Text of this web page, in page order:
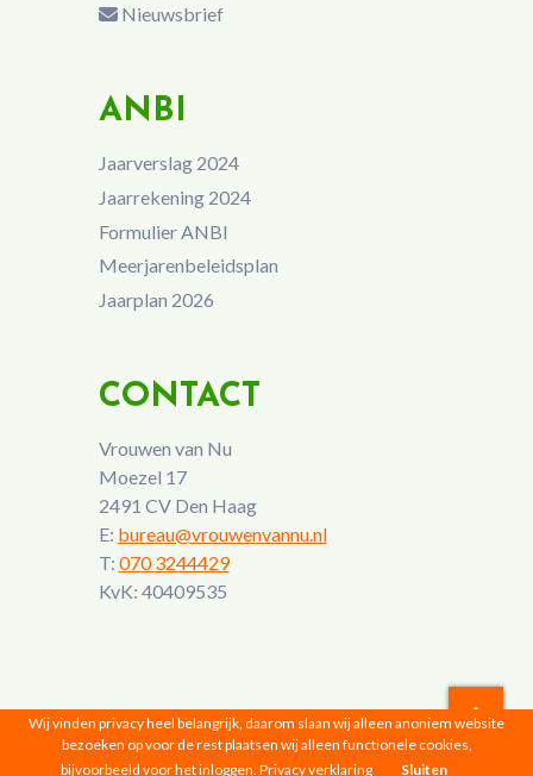
Nieuwsbrief
ANBI
Jaarverslag 2024
Jaarrekening 2024
Formulier ANBI
Meerjarenbeleidsplan
Jaarplan 2026
CONTACT
Vrouwen van Nu
Moezel 17
2491 CV Den Haag
E: bureau@vrouwenvannu.nl
T: 070 3244429
KvK: 40409535
Vrouwen van Nu © 2026 |Privacyverklaring
Wij vinden privacy heel belangrijk, daarom slaan wij alleen anoniem website
bezoeken op voor de rest plaatsen wij alleen functionele cookies,
bijvoorbeeld voor het inloggen. Privacy verklaring Sluiten